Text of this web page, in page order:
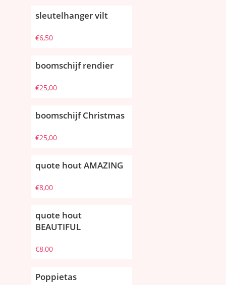
sleutelhanger vilt
€6,50
boomschijf rendier
€25,00
boomschijf Christmas
€25,00
quote hout AMAZING
€8,00
quote hout
BEAUTIFUL
€8,00
Poppietas